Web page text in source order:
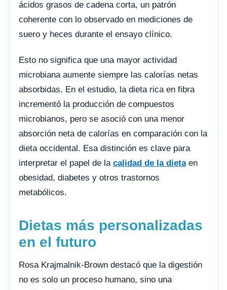
ácidos grasos de cadena corta, un patrón
coherente con lo observado en mediciones de
suero y heces durante el ensayo clínico.
Esto no significa que una mayor actividad
microbiana aumente siempre las calorías netas
absorbidas. En el estudio, la dieta rica en fibra
incrementó la producción de compuestos
microbianos, pero se asoció con una menor
absorción neta de calorías en comparación con la
dieta occidental. Esa distinción es clave para
interpretar el papel de la calidad de la dietaen
obesidad, diabetes y otros trastornos
metabólicos.
Dietas más personalizadas
en el futuro
Rosa Krajmalnik-Brown destacó que la digestión
no es solo un proceso humano, sino una